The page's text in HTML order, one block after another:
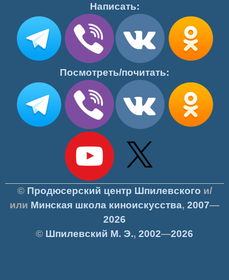
Написать:
Посмотреть/почитать:
© Продюсерский центр Шпилевского и/
или Минская школа киноискусства, 2007—
2026
© Шпилевский М. Э., 2002—2026